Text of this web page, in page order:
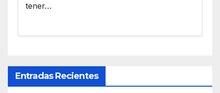
tener…
Entradas Recientes